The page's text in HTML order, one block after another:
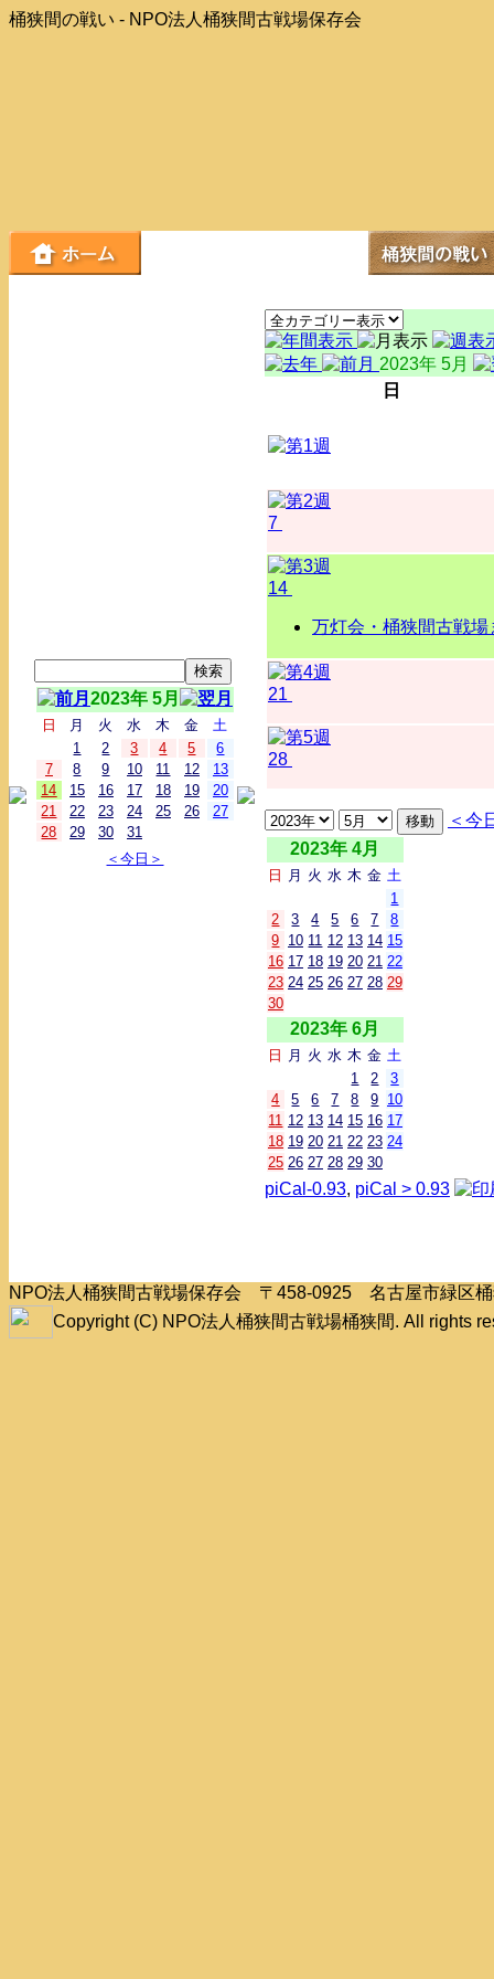
桶狭間の戦い - NPO法人桶狭間古戦場保存会
2023年 5月
日 月 火 水 木 金
土
1
2 3 4 5
6
7
8 9 10 11 12
13
14
15 16 17 18 19
20
21
22 23 24 25 26
27
28
29 30
31
＜今日＞
2023年 5月
日
7
14
万灯会・桶狭間古戦場
21
28
＜今
2023年 4月
日 月 火 水 木 金 土
1
2
3 4 5 6 7
8
9 10 11 12 13 14 15
16 17 18 19 20 21 22
23 24 25 26 27 28 29
30
2023年 6月
日 月 火 水 木 金 土
1
2
3
4
5 6 7 8 9 10
11 12 13 14 15 16 17
18 19 20 21 22 23 24
25 26 27 28 29 30
piCal-0.93, piCal > 0.93
NPO法人桶狭間古戦場保存会 〒458-0925 名古屋市緑区
Copyright (C) NPO法人桶狭間古戦場桶狭間. All rights